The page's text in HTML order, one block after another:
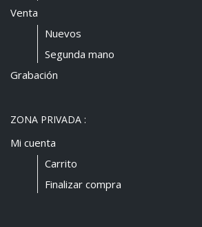
Venta
Nuevos
Segunda mano
Grabación
ZONA PRIVADA :
Mi cuenta
Carrito
Finalizar compra